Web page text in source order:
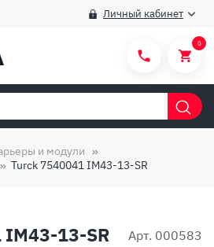
Личный кабинет
0
и модули
Turck 7540041 IM43-13-SR
13-SR Арт. 000583